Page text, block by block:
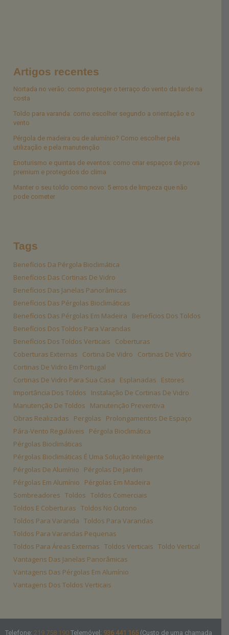
Artigos recentes
Nortada no verão: como proteger o terraço do vento da tarde na
costa
Toldo para varanda: como escolher segundo a orientação e o
vento
Pérgola de madeira ou de alumínio? Como escolher pela
utilização e pela manutenção
Enoturismo e quintas de eventos: como criar espaços de prova
premium e protegidos do clima
Manter o seu toldo como novo: 5 erros de limpeza que não
pode cometer
Tags
Benefícios Da Pérgola Bioclimática
Benefícios Das Cortinas De Vidro
Benefícios Das Janelas Panorâmicas
Benefícios Das Pérgolas Bioclimáticas
Benefícios Das Pérgolas Em Madeira
Benefícios Dos Toldos
Benefícios Dos Toldos Para Varandas
Benefícios Dos Toldos Verticais
Coberturas
Coberturas Externas
Cortina De Vidro
Cortinas De Vidro
Cortinas De Vidro Em Portugal
Cortinas De Vidro Para Sua Casa
Esplanadas
Estores
Importância Dos Toldos
Instalação De Cortinas De Vidro
Manutenção De Toldos
Manutenção Preventiva
Obras Realizadas
Pergolas
Prolongamentos De Espaço
Pára-Vento Reguláveis
Pérgola Bioclimática
Pérgolas Bioclimáticas
Pérgolas Bioclimáticas É Uma Solução Inteligente
Pérgolas De Alumínio
Pérgolas De Jardim
Pérgolas Em Alumínio
Pérgolas Em Madeira
Sombreadores Toldos Toldos Comerciais
Toldos E Coberturas Toldos No Outono
Toldos Para Varanda Toldos Para Varandas
Toldos Para Varandas Pequenas
Toldos Para Áreas Externas Toldos Verticais Toldo Vertical
Vantagens Das Janelas Panorâmicas
Vantagens Das Pérgolas Em Alumínio
Vantagens Dos Toldos Verticais
Telefone: 219 758 190Telemóvel: 936 441 165 (Custo de uma chamada